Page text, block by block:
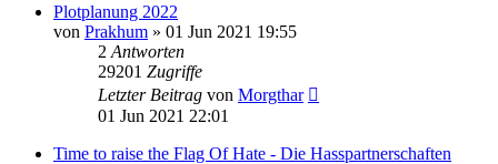
Plotplanung 2022
von Prakhum » 01 Jun 2021 19:55
2 Antworten
29201 Zugriffe
Letzter Beitrag von Morgthar
01 Jun 2021 22:01
Time to raise the Flag Of Hate - Die Hasspartnerschaften